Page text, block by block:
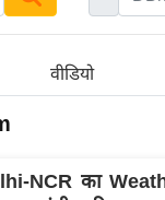
वीडियो
NCR का